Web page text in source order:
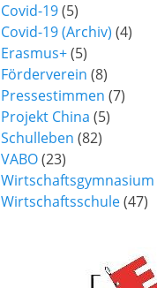
Covid-19(5)
Covid-19 (Archiv) (4)
Erasmus+(5)
Förderverein (8)
Pressestimmen (7)
Projekt China (5)
Schulleben (82)
VABO(23)
Wirtschaftsgymnasium
Wirtschaftsschule(47)